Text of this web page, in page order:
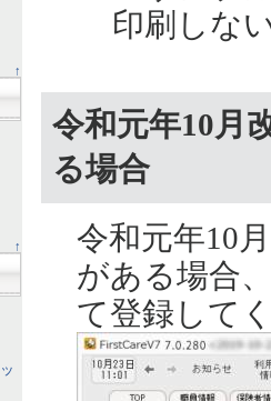
↑
↑
印刷しな
令和元年10月
る場合
令和元年10
がある場合
て登録して